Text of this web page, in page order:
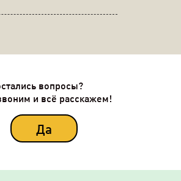
вопросы?
и всё расскажем!
Да